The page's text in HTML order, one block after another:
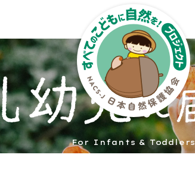
For Infants & Toddlers